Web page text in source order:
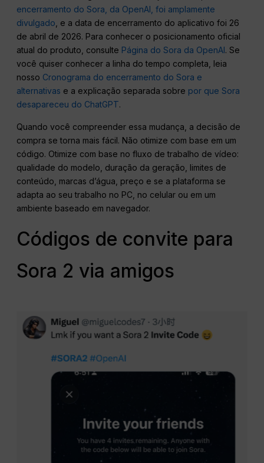
encerramento do Sora, da OpenAI, foi amplamente
divulgado , e a data de encerramento do aplicativo foi 26
de abril de 2026. Para conhecer o posicionamento oficial
atual do produto, consulte Página do Sora da OpenAI. Se
você quiser conhecer a linha do tempo completa, leia
nosso Cronograma do encerramento do Sora e
alternativas e a explicação separada sobre por que Sora
desapareceu do ChatGPT.
Quando você compreender essa mudança, a decisão de
compra se torna mais fácil. Não otimize com base em um
código. Otimize com base no fluxo de trabalho de vídeo:
qualidade do modelo, duração da geração, limites de
conteúdo, marcas d’água, preço e se a plataforma se
adapta ao seu trabalho no PC, no celular ou em um
ambiente baseado em navegador.
Códigos de convite para
Sora 2 via amigos